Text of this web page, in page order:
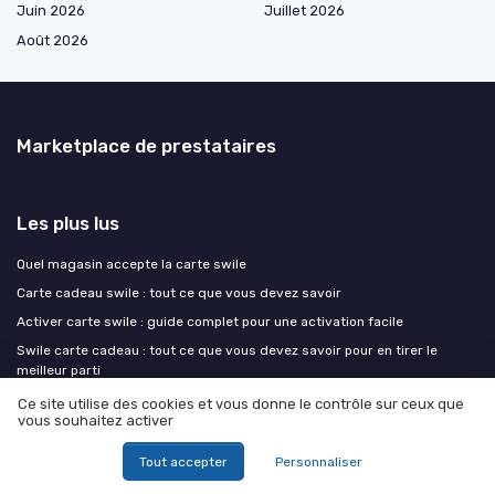
Juin 2026
Juillet 2026
Août 2026
Marketplace de prestataires
Les plus lus
Quel magasin accepte la carte swile
Carte cadeau swile : tout ce que vous devez savoir
Activer carte swile : guide complet pour une activation facile
Swile carte cadeau : tout ce que vous devez savoir pour en tirer le
meilleur parti
Comment rédiger un modèle de lettre de restitution de matériel adapté
à l’industrie
Les derniers articles
Ce site utilise des cookies et vous donne le contrôle sur ceux que
vous souhaitez activer
Tout accepter Personnaliser